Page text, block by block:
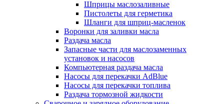
Шприцы маслозаливные
Пистолеты для герметика
Шланги для шприц-масленок
Воронки для заливки масла
Раздача масла
Запасные части для маслозаменных
установок и насосов
Компьютерная раздача масла
Насосы для перекачки AdBlue
Насосы для перекачки топлива
Раздача тормозной жидкости